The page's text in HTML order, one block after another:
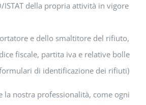
ISTAT della propria attività in vigore
e dello smaltitore del rifiuto,
fiscale, partita iva e relative bolle
di identificazione dei rifiuti)
la nostra professionalità, come ogni